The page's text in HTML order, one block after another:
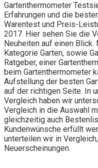
Gartenthermometer
Erfahrungen und die
Warentest und Preis-
2017. Hier sehen Sie die
Neuheiten auf einen
Kategorie Garten, sowie
Ratgeber, einer
beim Gartenthermometer
Aufstellung der besten
auf der richtigen Seite. In
Vergleich haben wir
Vergleich in die Auswahl
gleichzeitig auch
Kundenwünsche erfüllt
unterteilen wir in
Neuerscheinungen.